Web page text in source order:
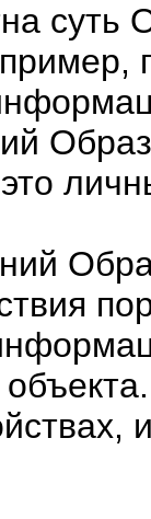
суть